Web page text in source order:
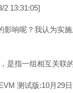
2 13:31:05]
影响呢？我认为实
是指一组相互关联
测试版:10月29